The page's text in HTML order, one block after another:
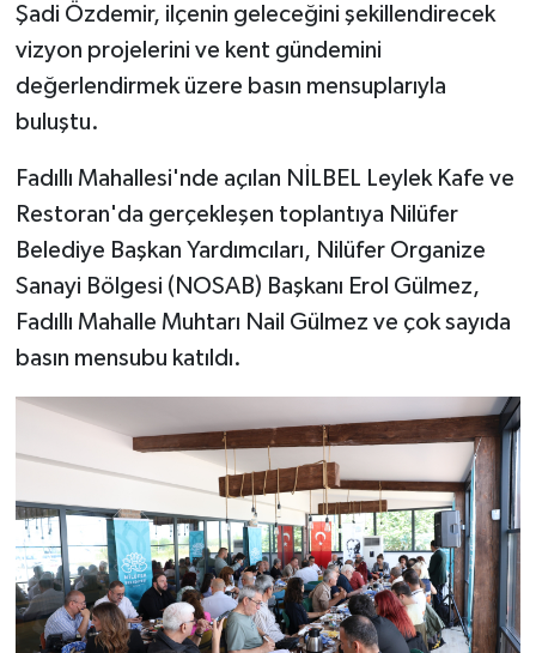
Şadi Özdemir, ilçenin geleceğini şekillendirecek
vizyon projelerini ve kent gündemini
değerlendirmek üzere basın mensuplarıyla
buluştu.
Fadıllı Mahallesi'nde açılan NİLBEL Leylek Kafe ve
Restoran'da gerçekleşen toplantıya Nilüfer
Belediye Başkan Yardımcıları, Nilüfer Organize
Sanayi Bölgesi (NOSAB) Başkanı Erol Gülmez,
Fadıllı Mahalle Muhtarı Nail Gülmez ve çok sayıda
basın mensubu katıldı.